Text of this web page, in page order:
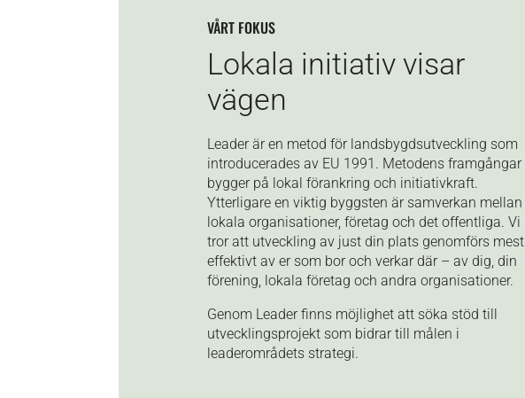
VÅRT FOKUS
Lokala initiativ visar
vägen
Leader är en metod för landsbygdsutveckling som
introducerades av EU 1991. Metodens framgångar
bygger på lokal förankring och initiativkraft.
Ytterligare en viktig byggsten är samverkan mellan
lokala organisationer, företag och det offentliga. Vi
tror att utveckling av just din plats genomförs mest
effektivt av er som bor och verkar där – av dig, din
förening, lokala företag och andra organisationer.
Genom Leader finns möjlighet att söka stöd till
utvecklingsprojekt som bidrar till målen i
leaderområdets strategi.